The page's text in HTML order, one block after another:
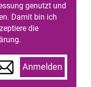
genutzt und
Damit bin ich
die
Anmelden